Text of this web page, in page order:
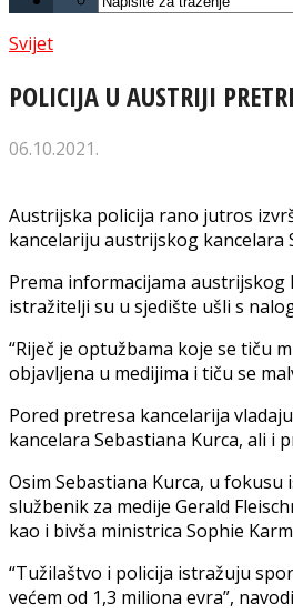
Svijet
POLICIJA U AUSTRIJI
06.10.2021.
Austrijska policija rano jutros
kancelariju austrijskog
Prema informacijama
istražitelji su u sjedište ušli s
“Riječ je optužbama koje se tiču
objavljena u medijima i tiču se
Pored pretresa kancelarija
kancelara Sebastiana Kurca, ali
Osim Sebastiana Kurca, u
službenik za medije Gerald
kao i bivša ministrica Sophie
“Tužilaštvo i policija istražuju
većem od 1,3 miliona evra”,